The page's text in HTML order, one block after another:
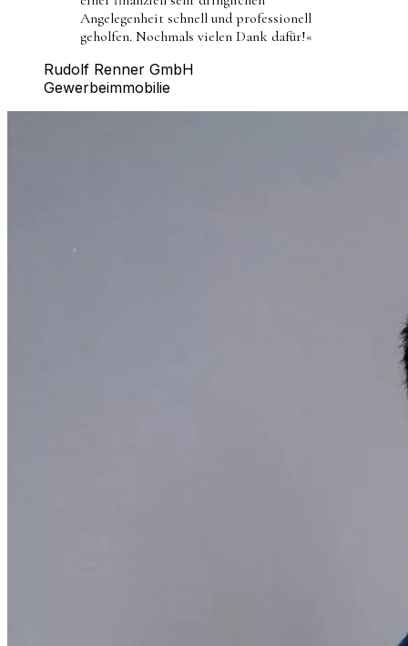
Angelegenheit schnell und professionell
geholfen. Nochmals vielen Dank dafür!«
Rudolf Renner GmbH
Gewerbeimmobilie